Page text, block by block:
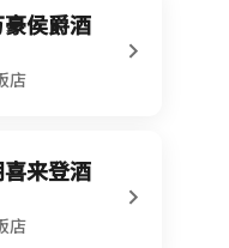
侯爵酒
店
来登酒
店